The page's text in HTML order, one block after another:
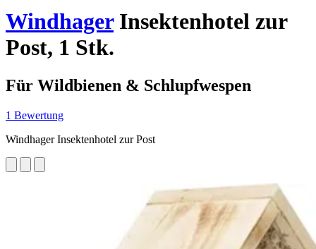
WindhagerInsektenhotel zur
Post, 1 Stk.
Für Wildbienen & Schlupfwespen
1 Bewertung
Windhager Insektenhotel zur Post